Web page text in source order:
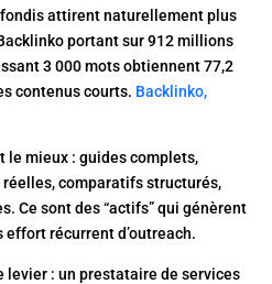
attirent naturellement plus
portant sur 912 millions
3 000 mots obtiennent 77,2
contenus courts. Backlinko,
le mieux : guides complets,
réelles, comparatifs structurés,
Ce sont des “actifs” qui génèrent
effort récurrent d’outreach.
levier : un prestataire de services